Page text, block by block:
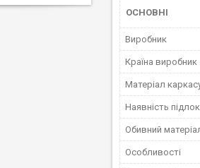
ОСНОВНІ
Виробник
Країна виробник
Матеріал
Наявність
Обивний
Особливості